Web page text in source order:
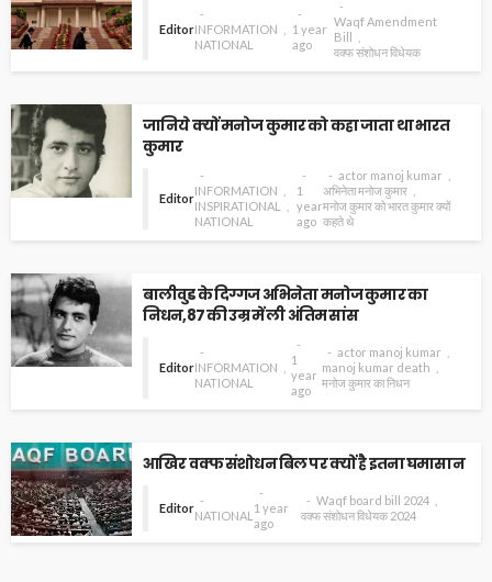
EditorINFORMATION
NATIONAL
1 year
ago
Waqf Amendment
Bill
वक्फ संशोधन विधेयक
जानिये क्यों मनोज कुमार को कहा जाता था भारत
कुमार
Editor
INFORMATION
INSPIRATIONAL
NATIONAL
1
year
ago
actor manoj kumar
अभिनेता मनोज कुमार
मनोज कुमार को भारत कुमार क्यों
कहते थे
बालीवुड के दिग्गज अभिनेता मनोज कुमार का
निधन,87 की उम्र में ली अंतिम सांस
EditorINFORMATION
NATIONAL
1
year
ago
actor manoj kumar
manoj kumar death
मनोज कुमार का निधन
आखिर वक्फ संशोधन बिल पर क्यों है इतना घमासान
Editor
NATIONAL
1 year
ago
Waqf board bill 2024
वक्फ संशोधन विधेयक 2024